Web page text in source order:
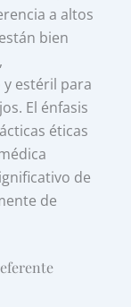
a altos
bien
estéril para
El énfasis
éticas
de
de